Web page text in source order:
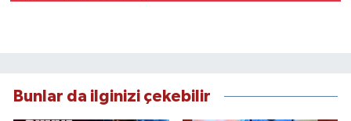
Bunlar da ilginizi çekebilir